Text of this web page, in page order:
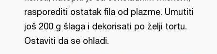
rasporediti ostatak fila od plazme. Umutiti
još 200 g šlaga i dekorisati po želji tortu.
Ostaviti da se ohladi.